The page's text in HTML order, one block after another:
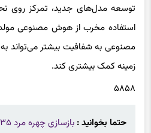
درواقع کارشناسان این صنعت
توسعه مدل‌های جدید، تمرکز روی
استفاده مخرب از هوش ‌مصنوعی
مصنوعی به شفافیت بیشتر می‌تواند
زمینه کمک بیشتری کند.